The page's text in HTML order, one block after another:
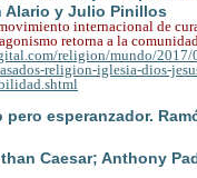
Alario y Julio Pinillos
internacional de
retorna a la
religion/mundo/2017/
religion-iglesia-dios-
esperanzador.
Caesar; Anthony